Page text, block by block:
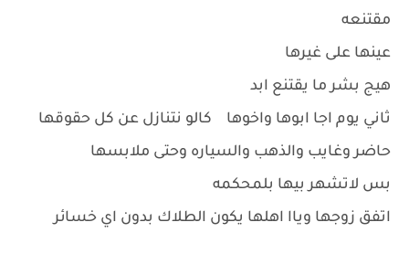
مقتنعه
عينها على غيرها
هيج بشر ما يقتنع ابد
ثاني يوم اجا ابوها واخوها كالو نتنازل عن كل حقوقها
حاضر وغايب والذهب والسياره وحتى ملابسها
بس لاتشهر بيها بلمحكمه
اتفق زوجها وياا اهلها يكون الطلاك بدون اي خسائر